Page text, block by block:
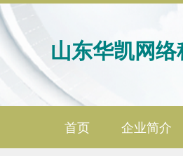
山东华凯网络
首页 企业简介